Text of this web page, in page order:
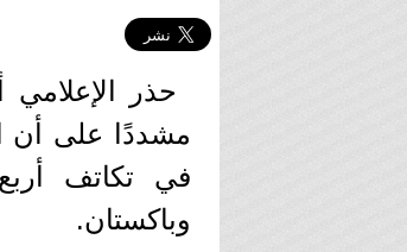
حذر الإعلامي
مشددًا على أن
في تكاتف
وباكستان.